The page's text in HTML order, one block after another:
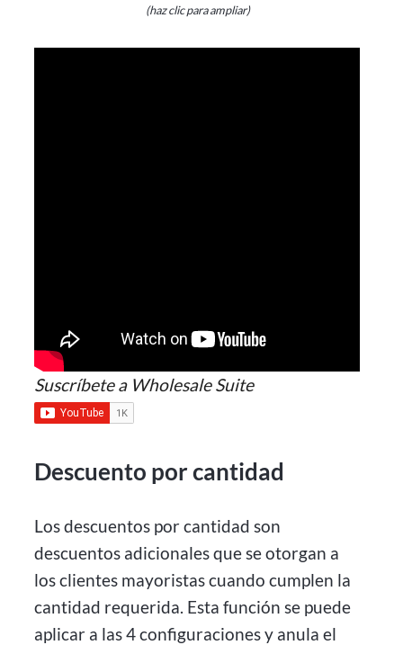
(haz clic para ampliar)
Suscríbete a Wholesale Suite
Descuento por cantidad
Los descuentos por cantidad son
descuentos adicionales que se otorgan a
los clientes mayoristas cuando cumplen la
cantidad requerida. Esta función se puede
aplicar a las 4 configuraciones y anula el